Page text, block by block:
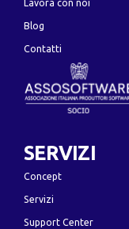
Lavora con noi
Blog
Contatti
SERVIZI
Concept
Servizi
Support Center